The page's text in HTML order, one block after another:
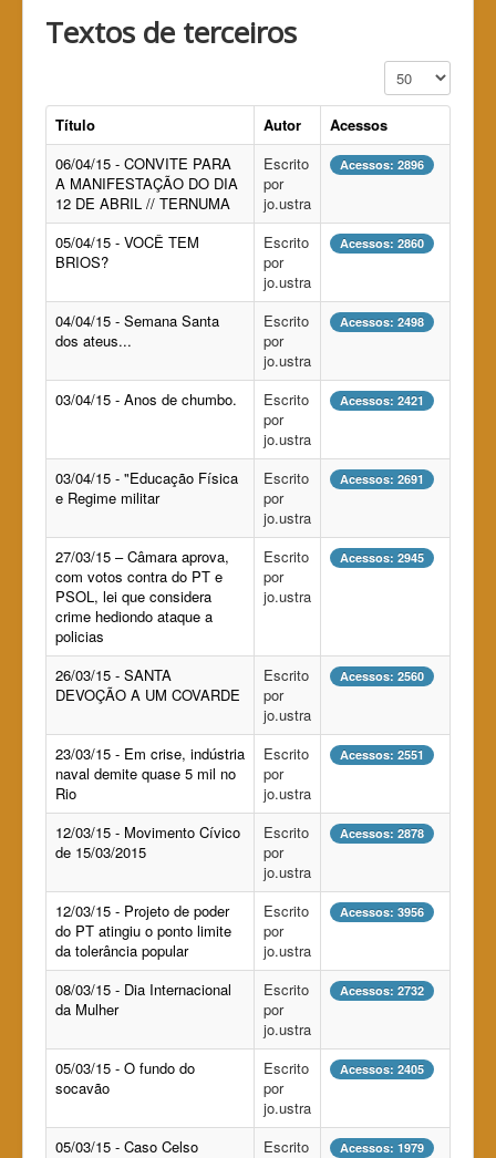
Textos de terceiros
Exibir #
Título Autor
Acessos
06/04/15 - CONVITE PARA
A MANIFESTAÇÃO DO DIA
12 DE ABRIL // TERNUMA
Escrito
por
jo.ustra
Acessos: 2896
05/04/15 - VOCÊ TEM
BRIOS?
Escrito
por
jo.ustra
Acessos: 2860
04/04/15 - Semana Santa
dos ateus...
Escrito
por
jo.ustra
Acessos: 2498
03/04/15 - Anos de chumbo.
Escrito
por
jo.ustra
Acessos: 2421
03/04/15 - "Educação Física
e Regime militar
Escrito
por
jo.ustra
Acessos: 2691
27/03/15 – Câmara aprova,
com votos contra do PT e
PSOL, lei que considera
crime hediondo ataque a
policias
Escrito
por
jo.ustra
Acessos: 2945
26/03/15 - SANTA
DEVOÇÃO A UM COVARDE
Escrito
por
jo.ustra
Acessos: 2560
23/03/15 - Em crise, indústria
naval demite quase 5 mil no
Rio
Escrito
por
jo.ustra
Acessos: 2551
12/03/15 - Movimento Cívico
de 15/03/2015
Escrito
por
jo.ustra
Acessos: 2878
12/03/15 - Projeto de poder
do PT atingiu o ponto limite
da tolerância popular
Escrito
por
jo.ustra
Acessos: 3956
08/03/15 - Dia Internacional
da Mulher
Escrito
por
jo.ustra
Acessos: 2732
05/03/15 - O fundo do
socavão
Escrito
por
jo.ustra
Acessos: 2405
05/03/15 - Caso Celso
Escrito
Acessos: 1979